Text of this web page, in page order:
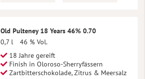
Old Pulteney 18 Years 46% 0.70
0,7 l
46 % Vol.
18 Jahre gereift
Finish in Oloroso-Sherryfässern
Zartbitterschokolade, Zitrus & Meersalz